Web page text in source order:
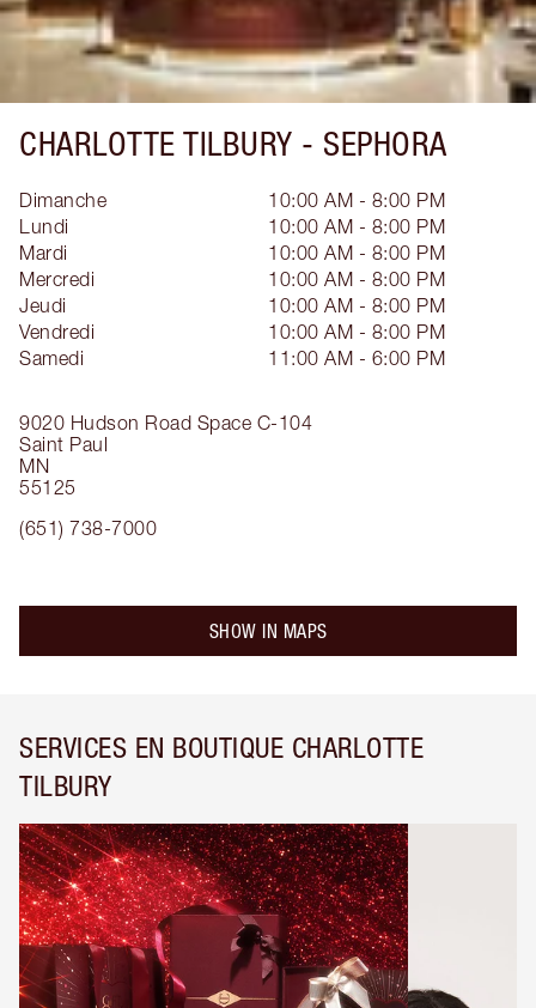
CHARLOTTE TILBURY - SEPHORA
9020 Hudson Road Space C-104
Saint Paul
MN
55125
(651) 738-7000
Dimanche
10:00 AM - 8:00 PM
Lundi
10:00 AM - 8:00 PM
Mardi
10:00 AM - 8:00 PM
Mercredi
10:00 AM - 8:00 PM
Jeudi
10:00 AM - 8:00 PM
Vendredi
10:00 AM - 8:00 PM
Samedi
11:00 AM - 6:00 PM
SHOW IN MAPS
SERVICES EN BOUTIQUE CHARLOTTE
TILBURY